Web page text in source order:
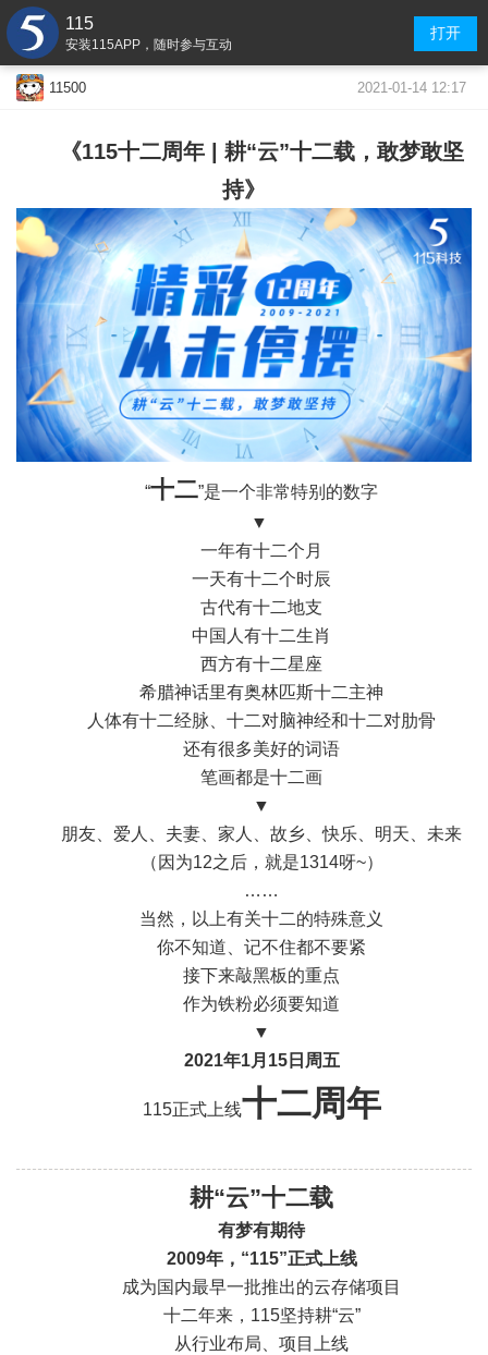
115
安装115APP，随时参与互动
打开
11500 2021-01-14 12:17
《115十二周年 | 耕“云”十二载，敢梦敢坚
持》
“十二”是一个非常特别的数字
▼
一年有十二个月
一天有十二个时辰
古代有十二地支
中国人有十二生肖
西方有十二星座
希腊神话里有奥林匹斯十二主神
人体有十二经脉、十二对脑神经和十二对肋骨
还有很多美好的词语
笔画都是十二画
▼
朋友、爱人、夫妻、家人、故乡、快乐、明天、未来
（因为12之后，就是1314呀~）
……
当然，以上有关十二的特殊意义
你不知道、记不住都不要紧
接下来敲黑板的重点
作为铁粉必须要知道
▼
2021年1月15日 周五
115正式上线十二周年
耕“云”十二载
有梦有期待
2009年，“115”正式上线
成为国内最早一批推出的云存储项目
十二年来，115坚持耕“云”
从行业布局、项目上线